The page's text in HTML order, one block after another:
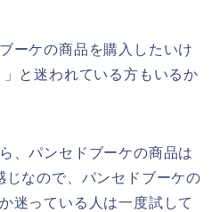
ーケの商品を購入したいけ
と迷われている方もいるか
、パンセドブーケの商品は
じなので、パンセドブーケの
迷っている人は一度試して